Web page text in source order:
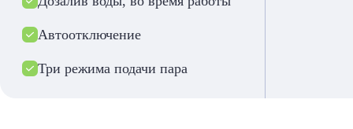
Автоотключение
Три режима подачи пара